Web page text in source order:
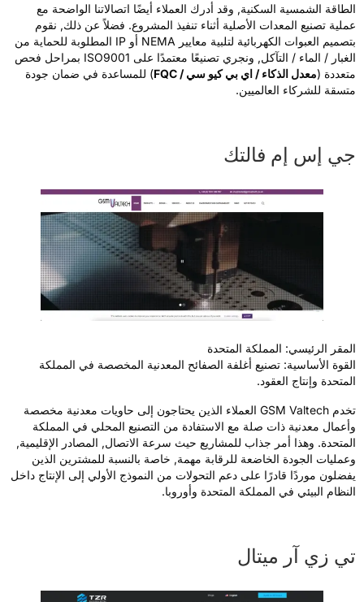
الشمسية السكنية, وقد أدرك العملاء أيضًا اتصالاتنا الواضحة مع
تصنيع المعدات الأصلية أثناء تنفيذ المشروع. فضلاً عن ذلك, نقوم
بتصميم العبوات الكهربائية لتلبية معايير NEMA أو IP المطلوبة للحماية من
الغبار / الماء / التآكل, ونجري تصنيعًا معتمدًا على ISO9001 بمراحل فحص
(معدل الذكاء / اي بي كيو سي / FQC
) للمساعدة في ضمان جودة
للشركاء العالميين.
إس إم فالتك
الرئيسي: المملكة المتحدة
الأساسية: تصنيع أغلفة الصفائح المعدنية المخصصة في المملكة
وإنتاج العقود.
تخدم GSM Valtech العملاء الذين يحتاجون إلى حاويات معدنية مخصصة
معدنية ذات صلة مع الاستفادة من التصنيع المحلي في المملكة
وهذا أمر جذاب للمشاريع حيث سرعة الاتصال, المصادر الإقليمية,
الجودة الخاضعة للرقابة مهمة, خاصة بالنسبة للمشترين الذين
موردًا قادرًا على دعم التحولات من النموذج الأولي إلى الإنتاج داخل
البيئي في المملكة المتحدة وأوروبا.
زي آر ميتال